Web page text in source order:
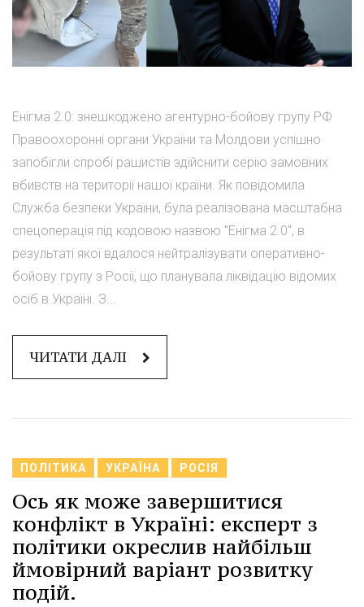
Енігма 2.0: знешкоджено агентурно-бойову групу РФ
Правоохоронні органи України та Молдови успішно
запобігли спробі рашистів здійснити серію замовних
вбивств на території нашої країни. Як повідомила
Служба безпеки України, була реалізована масштабна
спецоперація під кодовою назвою "Енігма 2.0", в
результаті якої вдалося нейтралізувати оперативно-
бойову групу з Росії, що планувала ліквідацію відомих
осіб в Україні. З...
ЧИТАТИ ДАЛІ
ПОЛІТИКА УКРАЇНА РОСІЯ
Ось як може завершитися
конфлікт в Україні: експерт з
політики окреслив найбільш
ймовірний варіант розвитку
подій.